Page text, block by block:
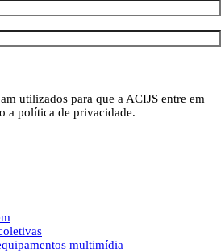
utilizados para que a ACIJS entre em
a política de privacidade.
multimídia